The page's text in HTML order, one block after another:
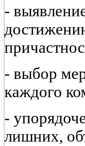
-
- выбор
каждого
-
лишних,